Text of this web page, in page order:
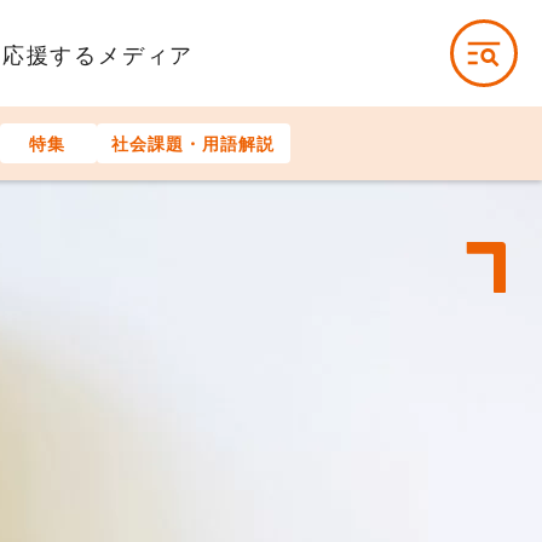
援するメディア
特集 社会課題・用語解説